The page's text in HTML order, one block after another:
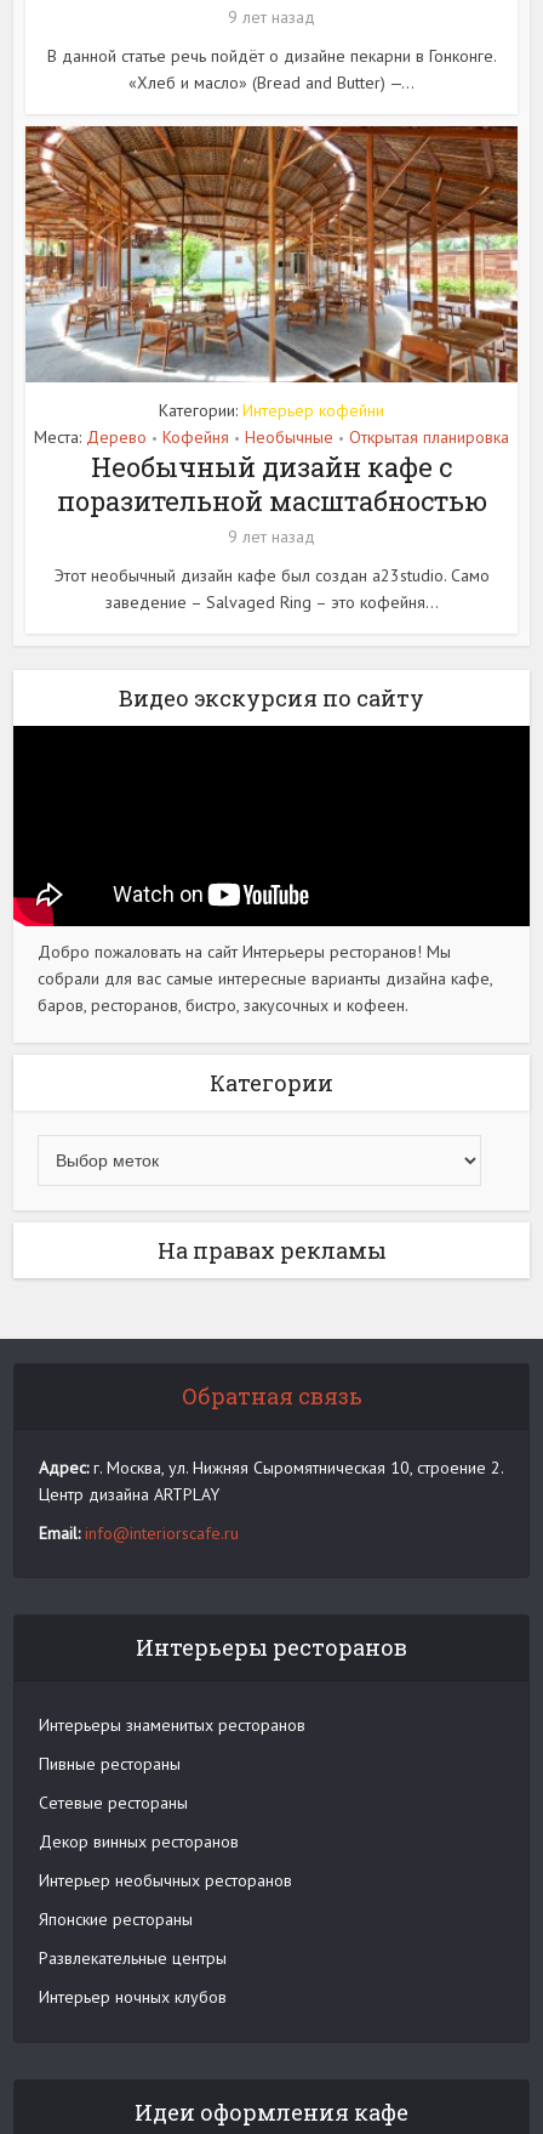
9 лет назад
В данной статье речь пойдёт о дизайне пекарни в Гонконге.
«Хлеб и масло» (Bread and Butter) —...
Категории: Интерьер кофейни
Места: Дерево • Кофейня • Необычные • Открытая планировка
Необычный дизайн кафе с
поразительной масштабностью
9 лет назад
Этот необычный дизайн кафе был создан a23studio. Само
заведение – Salvaged Ring – это кофейня...
Видео экскурсия по сайту
Добро пожаловать на сайт Интерьеры ресторанов! Мы
собрали для вас самые интересные варианты дизайна кафе,
баров, ресторанов, бистро, закусочных и кофеен.
Категории
На правах рекламы
Обратная связь
Адрес:г. Москва, ул. Нижняя Сыромятническая 10, строение 2.
Центр дизайна ARTPLAY
Email: info@interiorscafe.ru
Интерьеры ресторанов
Интерьеры знаменитых ресторанов
Пивные рестораны
Сетевые рестораны
Декор винных ресторанов
Интерьер необычных ресторанов
Японские рестораны
Развлекательные центры
Интерьер ночных клубов
Идеи оформления кафе